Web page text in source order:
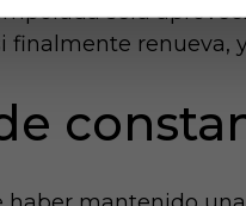
será
finalmente renueva,